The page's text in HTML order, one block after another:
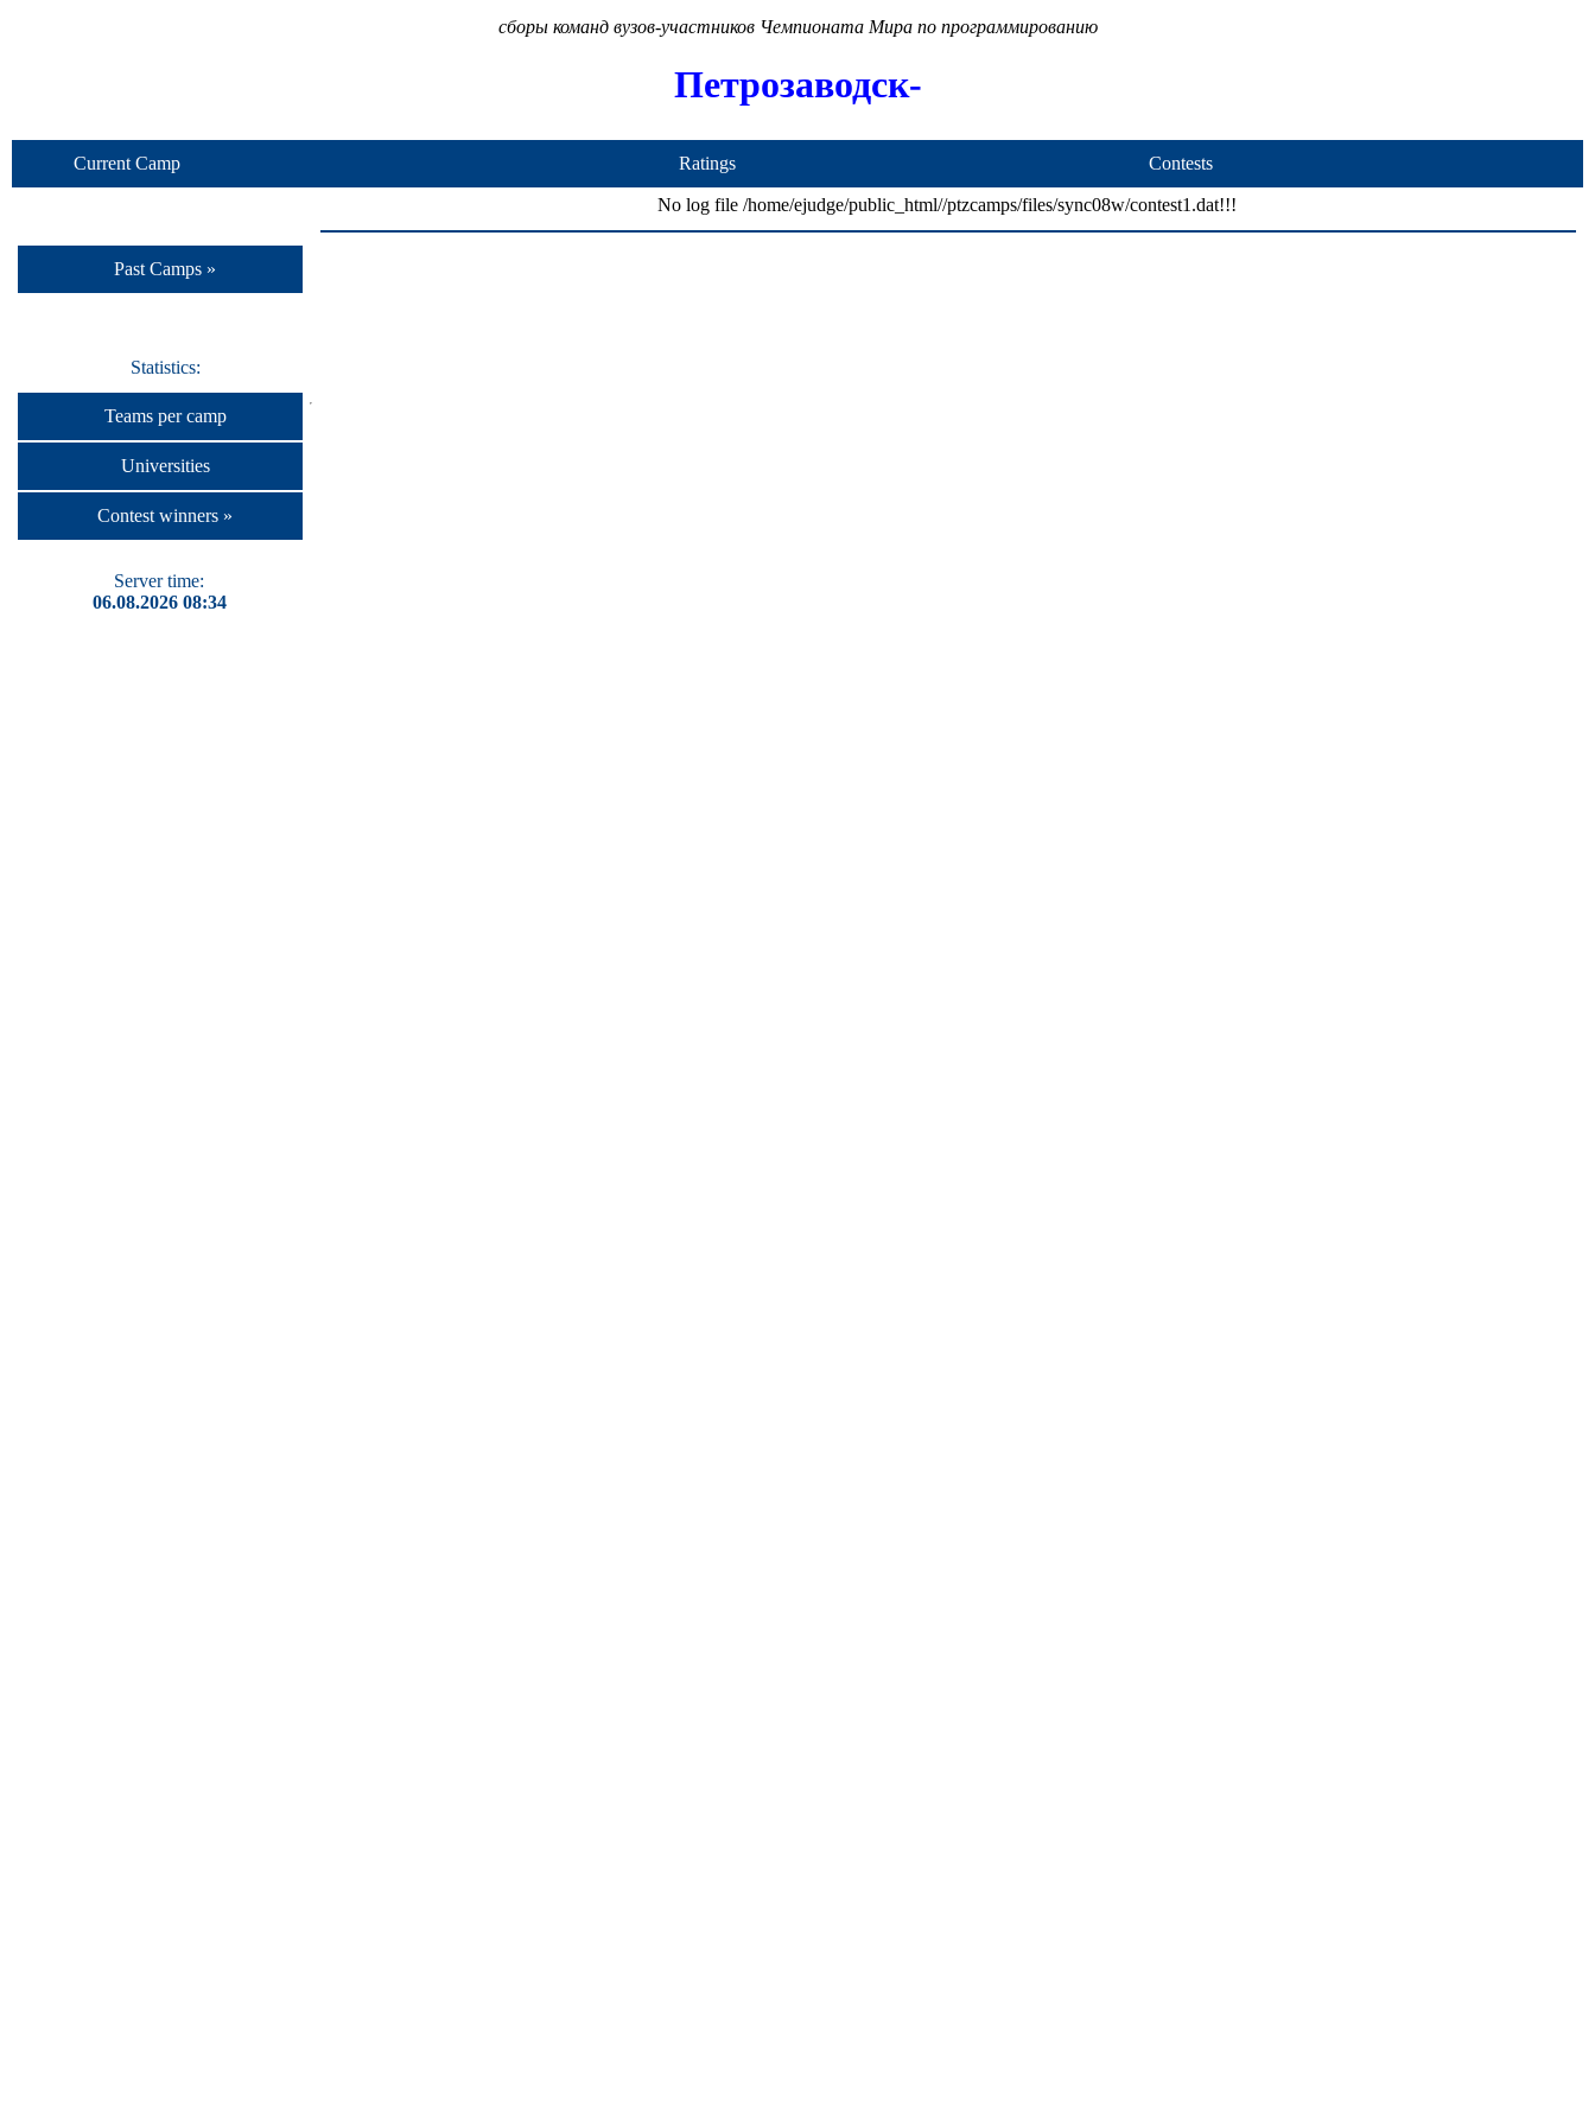
сборы команд вузов-участников Чемпионата Мира по программированию
Петрозаводск-
Current Camp Ratings Contests
Past Camps »
Statistics:
Teams per camp
Universities
Contest winners »
Server time:
06.08.2026 08:34
No log file /home/ejudge/public_html//ptzcamps/files/sync08w/contest1.dat!!!